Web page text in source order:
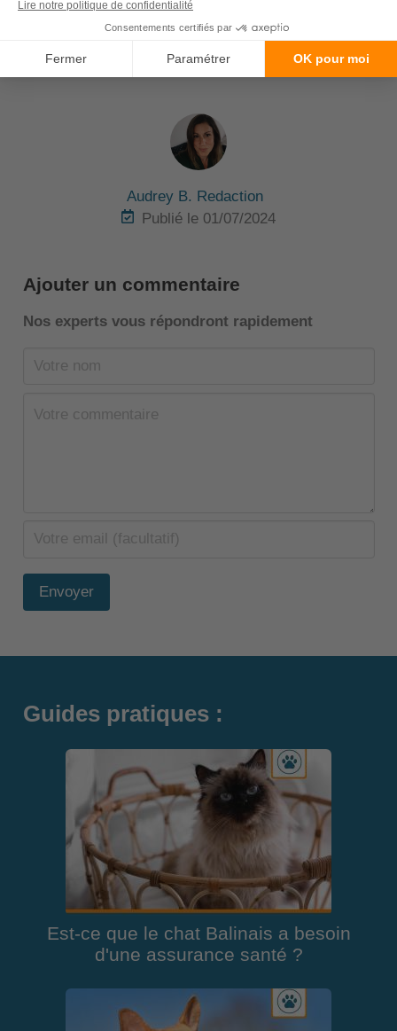
le mieux à vos besoins et à votre budget.
Audrey B. Redaction
Publié le 01/07/2024
Ajouter un commentaire
Nos experts vous répondront rapidement
Envoyer
Guides pratiques :
Est-ce que le chat Balinais a besoin
d'une assurance santé ?